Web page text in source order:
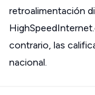
retroalimentación
contrario, las
nacional.